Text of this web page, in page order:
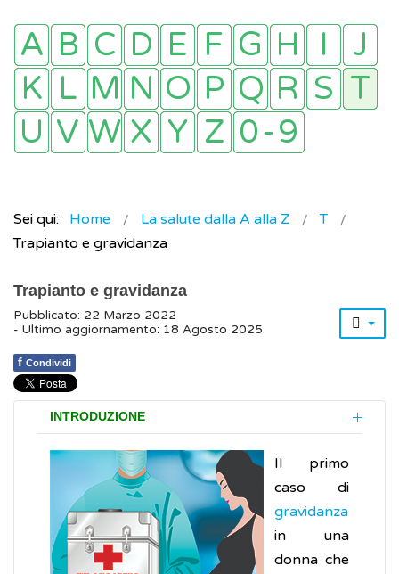
Sei qui: Home La salute dalla A alla Z
T
Trapianto e gravidanza
Trapianto e gravidanza
Pubblicato: 22 Marzo 2022
- Ultimo aggiornamento: 18 Agosto 2025
f Condividi
INTRODUZIONE
Il primo
caso di
gravidanza
in una
donna che